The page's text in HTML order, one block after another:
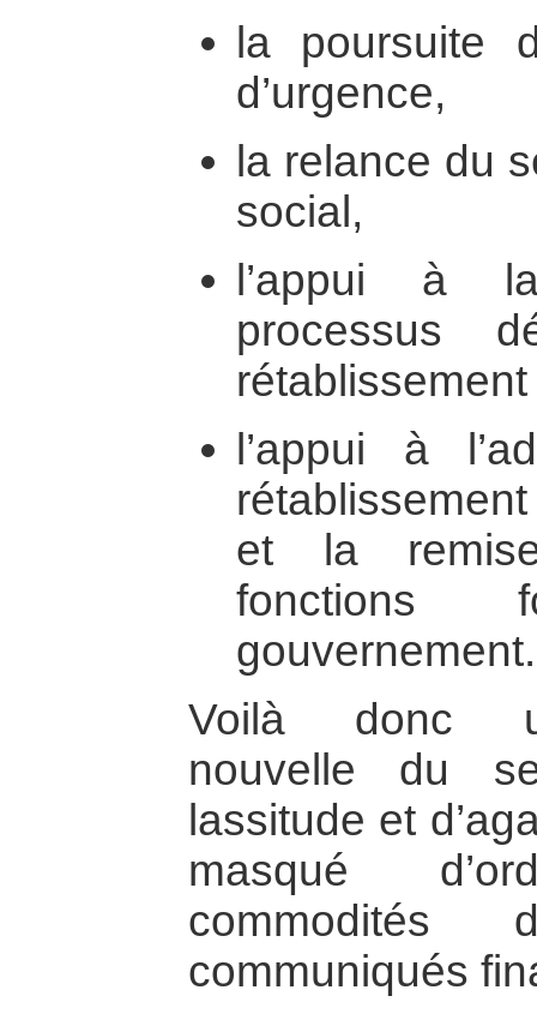
la poursuite
d’urgence,
la relance du
social,
l’appui à
processus
rétablissement
l’appui à
et la
fonctions
gouvernement.
Voilà donc
nouvelle du
lassitude et
masqué
communiqués